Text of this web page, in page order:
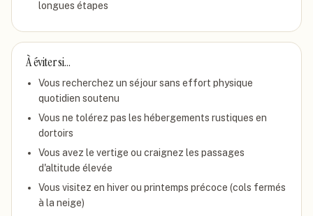
longues étapes
À éviter si…
Vous recherchez un séjour sans effort physique
quotidien soutenu
Vous ne tolérez pas les hébergements rustiques en
dortoirs
Vous avez le vertige ou craignez les passages
d'altitude élevée
Vous visitez en hiver ou printemps précoce (cols fermés
à la neige)